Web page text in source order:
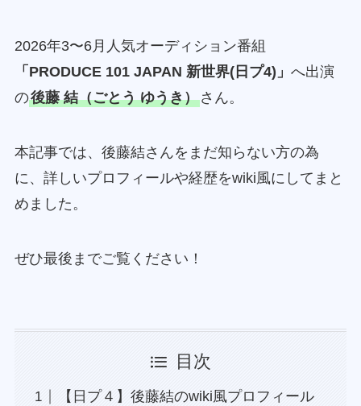
2026年3〜6月人気オーディション番組
「PRODUCE 101 JAPAN 新世界(日プ4)」 へ出演
の後藤 結（ごとう ゆうき）さん。
本記事では、後藤結さんをまだ知らない方の為
に、詳しいプロフィールや経歴をwiki風にしてまと
めました。
ぜひ最後までご覧ください！
目次
【日プ４】後藤結のwiki風プロフィール